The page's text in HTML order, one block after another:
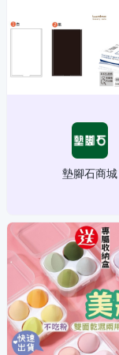
墊腳石商城